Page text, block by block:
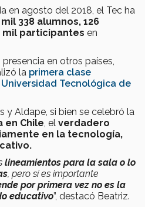
en agosto del 2018, el Tec ha
338 alumnos, 126
mil participantes en
en otros países,
la primera clase
Universidad Tecnológica de
y Aldape, si bien se celebró la
en Chile, el verdadero
en la tecnología,
lineamientos para la sala o lo
, pero sí es importante
por primera vez no es la
educativo”, destacó Beatriz.